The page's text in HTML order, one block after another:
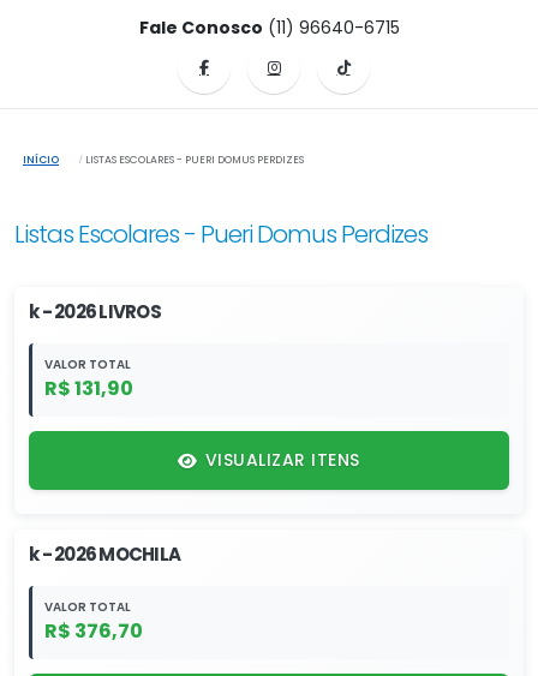
Fale Conosco (11) 96640-6715
INÍCIO LISTAS ESCOLARES - PUERI DOMUS PERDIZES
Listas Escolares - Pueri Domus Perdizes
k - 2026 LIVROS
VALOR TOTAL
R$ 131,90
VISUALIZAR ITENS
k - 2026 MOCHILA
VALOR TOTAL
R$ 376,70